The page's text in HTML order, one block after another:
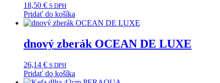
18,50 € S DPH
Pridať do košíka
dnový zberák OCEAN DE LUXE
26,14 € S DPH
Pridať do košíka